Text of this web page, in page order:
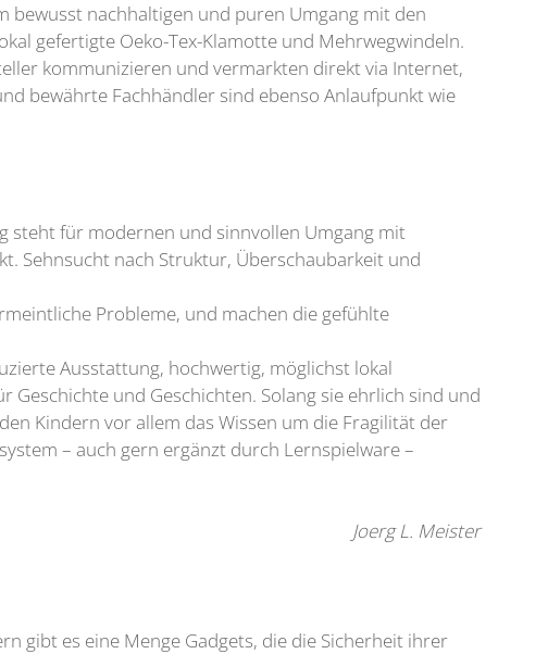
bewusst nachhaltigen und puren Umgang mit den
gefertigte Oeko-Tex-Klamotte und Mehrwegwindeln.
kommunizieren und vermarkten direkt via Internet,
bewährte Fachhändler sind ebenso Anlaufpunkt wie
steht für modernen und sinnvollen Umgang mit
Sehnsucht nach Struktur, Überschaubarkeit und
Probleme, und machen die gefühlte
Ausstattung, hochwertig, möglichst lokal
und Geschichten. Solang sie ehrlich sind und
Kindern vor allem das Wissen um die Fragilität der
– auch gern ergänzt durch Lernspielware –
Joerg L. Meister
gibt es eine Menge Gadgets, die die Sicherheit ihrer